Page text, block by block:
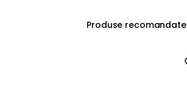
Produse recomandate